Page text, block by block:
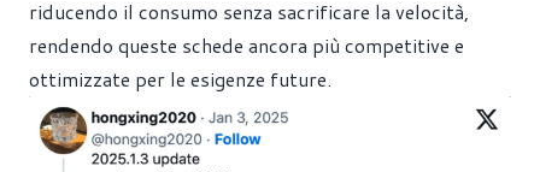
riducendo il consumo senza sacrificare la velocità,
rendendo queste schede ancora più competitive e
ottimizzate per le esigenze future.